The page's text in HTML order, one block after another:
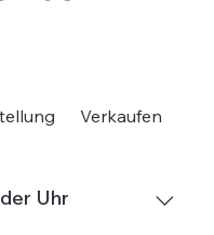
Verkaufen
Uhr